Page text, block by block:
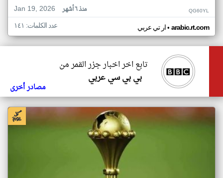
Jan 19, 2026
منذ ٦ أشهر QG60YL
ار تي عربي• arabic.rt.com عدد الكلمات: ١٤١
تابع اخر اخبار جزر القمر من
بي بي سي عربي
مصادر أخرى